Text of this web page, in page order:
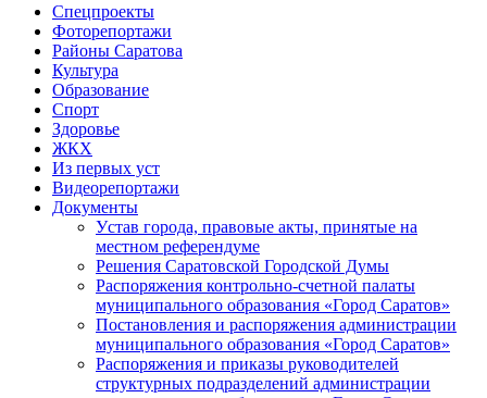
Спецпроекты
Фоторепортажи
Районы Саратова
Культура
Образование
Спорт
Здоровье
ЖКХ
Из пеpвых уст
Видеорепортажи
Документы
Уcтав города, правовые акты, принятые на
местном референдуме
Решения Саратовской Городской Думы
Распоряжения контрольно-счетной палаты
муниципального образования «Город Саратов»
Постановления и распоряжения администрации
муниципального образования «Город Саратов»
Распоряжения и приказы руководителей
структурных подразделений администрации